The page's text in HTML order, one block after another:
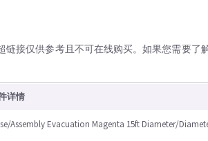
接仅供参考且不可在线购买。如果您需要了
详情
Assembly Evacuation Magenta 15ft Diameter/